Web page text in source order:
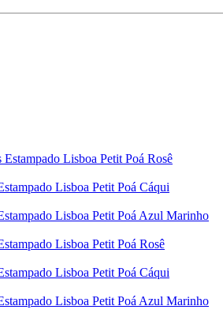
Lisboa Petit Poá Rosê
Lisboa Petit Poá Cáqui
Lisboa Petit Poá Azul Marinho
Lisboa Petit Poá Rosê
Lisboa Petit Poá Cáqui
Lisboa Petit Poá Azul Marinho